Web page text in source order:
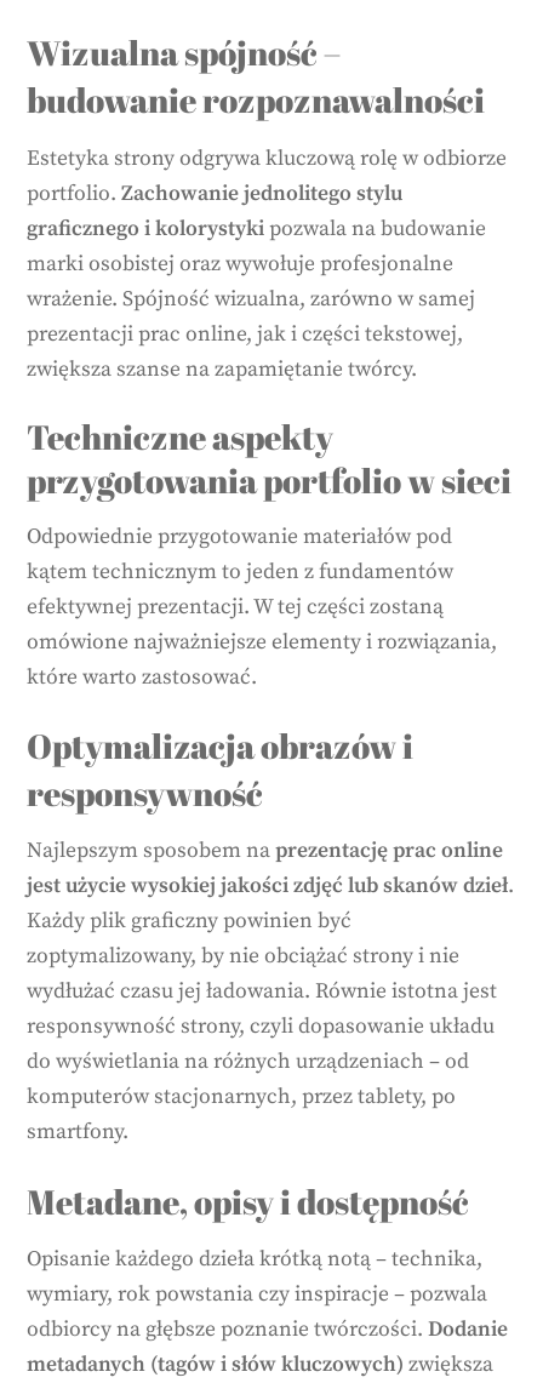
Wizualna spójność –
budowanie rozpoznawalności
Estetyka strony odgrywa kluczową rolę w odbiorze
portfolio.Zachowanie jednolitego stylu
graficznego i kolorystykipozwala na budowanie
marki osobistej oraz wywołuje profesjonalne
wrażenie. Spójność wizualna, zarówno w samej
prezentacji prac online, jak i części tekstowej,
zwiększa szanse na zapamiętanie twórcy.
Techniczne aspekty
przygotowania portfolio w sieci
Odpowiednie przygotowanie materiałów pod
kątem technicznym to jeden z fundamentów
efektywnej prezentacji. W tej części zostaną
omówione najważniejsze elementy i rozwiązania,
które warto zastosować.
Optymalizacja obrazów i
responsywność
Najlepszym sposobem naprezentację prac online
jest użycie wysokiej jakości zdjęć lub skanów dzieł.
Każdy plik graficzny powinien być
zoptymalizowany, by nie obciążać strony i nie
wydłużać czasu jej ładowania. Równie istotna jest
responsywność strony, czyli dopasowanie układu
do wyświetlania na różnych urządzeniach – od
komputerów stacjonarnych, przez tablety, po
smartfony.
Metadane, opisy i dostępność
Opisanie każdego dzieła krótką notą – technika,
wymiary, rok powstania czy inspiracje – pozwala
odbiorcy na głębsze poznanie twórczości.Dodanie
metadanych (tagów i słów kluczowych) zwiększa